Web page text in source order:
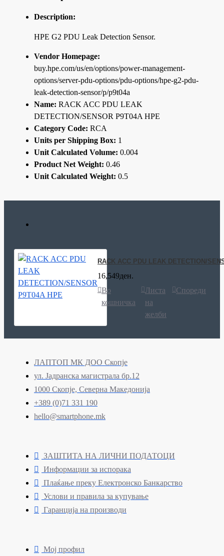
Description:
HPE G2 PDU Leak Detection Sensor.
Vendor Homepage:
buy.hpe.com/us/en/options/power-management-
options/server-pdu-options/pdu-options/hpe-g2-pdu-
leak-detection-sensor/p/p9t04a
Name: RACK ACC PDU LEAK
DETECTION/SENSOR P9T04A HPE
Category Code: RCA
Units per Shipping Box: 1
Unit Calculated Volume: 0.004
Product Net Weight: 0.46
Unit Calculated Weight: 0.5
RACK ACC PDU LEAK DETECTION/
16,549ден.
Во
кошничка
Листа
на
желби
Спореди
ЛАПТОП МК ДОО Скопје
ул. Јадранска магистрала бр.12
1000 Скопје, Северна Македонија
+389 (0)71 331 190
hello@smartphone.mk
ЗАШТИТА НА ЛИЧНИ ПОДАТОЦИ
Информации за испорака
Плаќање преку Електронско Банкарство
Услови и правила за купување
Гаранција на производи
Мој профил